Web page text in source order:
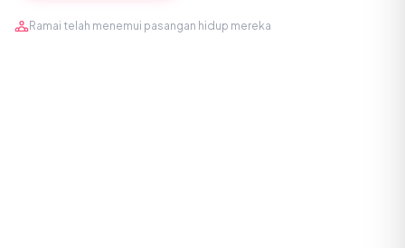
Ramai telah menemui pasangan hidup mereka